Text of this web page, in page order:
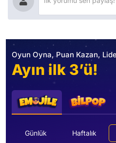
Oyun Oyna, Puan Kazan,
Ayın ilk 3’ü!
Günlük Haftalık